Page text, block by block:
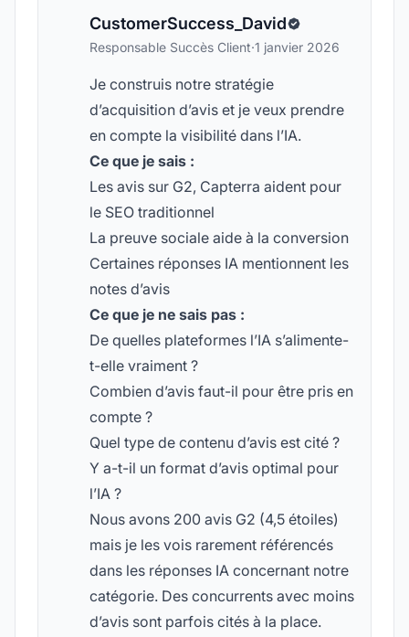
CustomerSuccess_David
Responsable Succès Client·1 janvier 2026
Je construis notre stratégie
d’acquisition d’avis et je veux prendre
en compte la visibilité dans l’IA.
Ce que je sais :
Les avis sur G2, Capterra aident pour
le SEO traditionnel
La preuve sociale aide à la conversion
Certaines réponses IA mentionnent les
notes d’avis
Ce que je ne sais pas :
De quelles plateformes l’IA s’alimente-
t-elle vraiment ?
Combien d’avis faut-il pour être pris en
compte ?
Quel type de contenu d’avis est cité ?
Y a-t-il un format d’avis optimal pour
l’IA ?
Nous avons 200 avis G2 (4,5 étoiles)
mais je les vois rarement référencés
dans les réponses IA concernant notre
catégorie. Des concurrents avec moins
d’avis sont parfois cités à la place.